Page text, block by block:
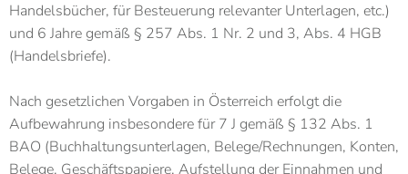
Handelsbücher, für Besteuerung relevanter Unterlagen, etc.)
und 6 Jahre gemäß § 257 Abs. 1 Nr. 2 und 3, Abs. 4 HGB
(Handelsbriefe).
Nach gesetzlichen Vorgaben in Österreich erfolgt die
Aufbewahrung insbesondere für 7 J gemäß § 132 Abs. 1
BAO (Buchhaltungsunterlagen, Belege/Rechnungen, Konten,
Belege, Geschäftspapiere, Aufstellung der Einnahmen und